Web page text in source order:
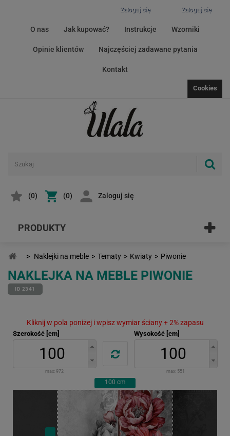
Zaloguj się
Zaloguj się
O nas Jak kupować? Instrukcje Wzorniki
Opinie klientów Najczęściej zadawane pytania
Kontakt
Cookies
(0) (0) Zaloguj się
PRODUKTY
> Naklejki na meble > Tematy > Kwiaty > Piwonie
NAKLEJKA NA MEBLE PIWONIE
ID 2341
Kliknij w pola poniżej i wpisz wymiar ściany + 2% zapasu
Szerokość [cm]
max: 972
Wysokość [cm]
max: 551
100 cm